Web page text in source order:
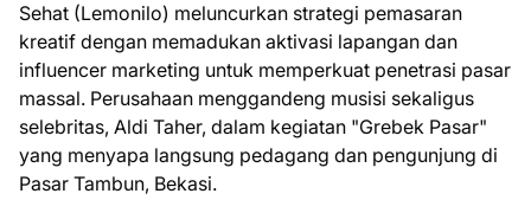
Sehat (Lemonilo) meluncurkan strategi pemasaran
kreatif dengan memadukan aktivasi lapangan dan
influencer marketing untuk memperkuat penetrasi pasar
massal. Perusahaan menggandeng musisi sekaligus
selebritas, Aldi Taher, dalam kegiatan "Grebek Pasar"
yang menyapa langsung pedagang dan pengunjung di
Pasar Tambun, Bekasi.